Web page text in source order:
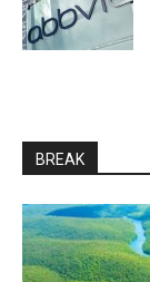
BREAK